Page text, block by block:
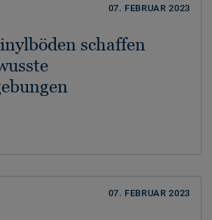
07. FEBRUAR 2023
schaffen
07. FEBRUAR 2023